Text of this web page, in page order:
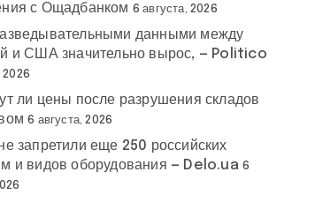
с Ощадбанком 6 августа, 2026
данными между
и США значительно вырос, — Politico
2026
ли цены после разрушения складов
6 августа, 2026
запретили еще 250 российских
и видов оборудования — Delo.ua 6